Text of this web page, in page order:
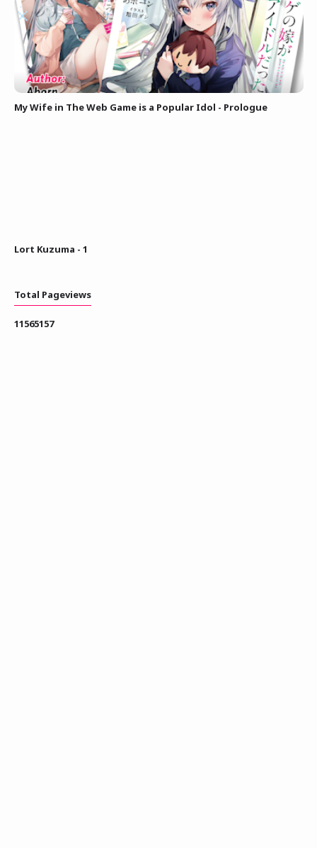
My Wife in The Web Game is a Popular Idol - Prologue
Lort Kuzuma - 1
Total Pageviews
11565157